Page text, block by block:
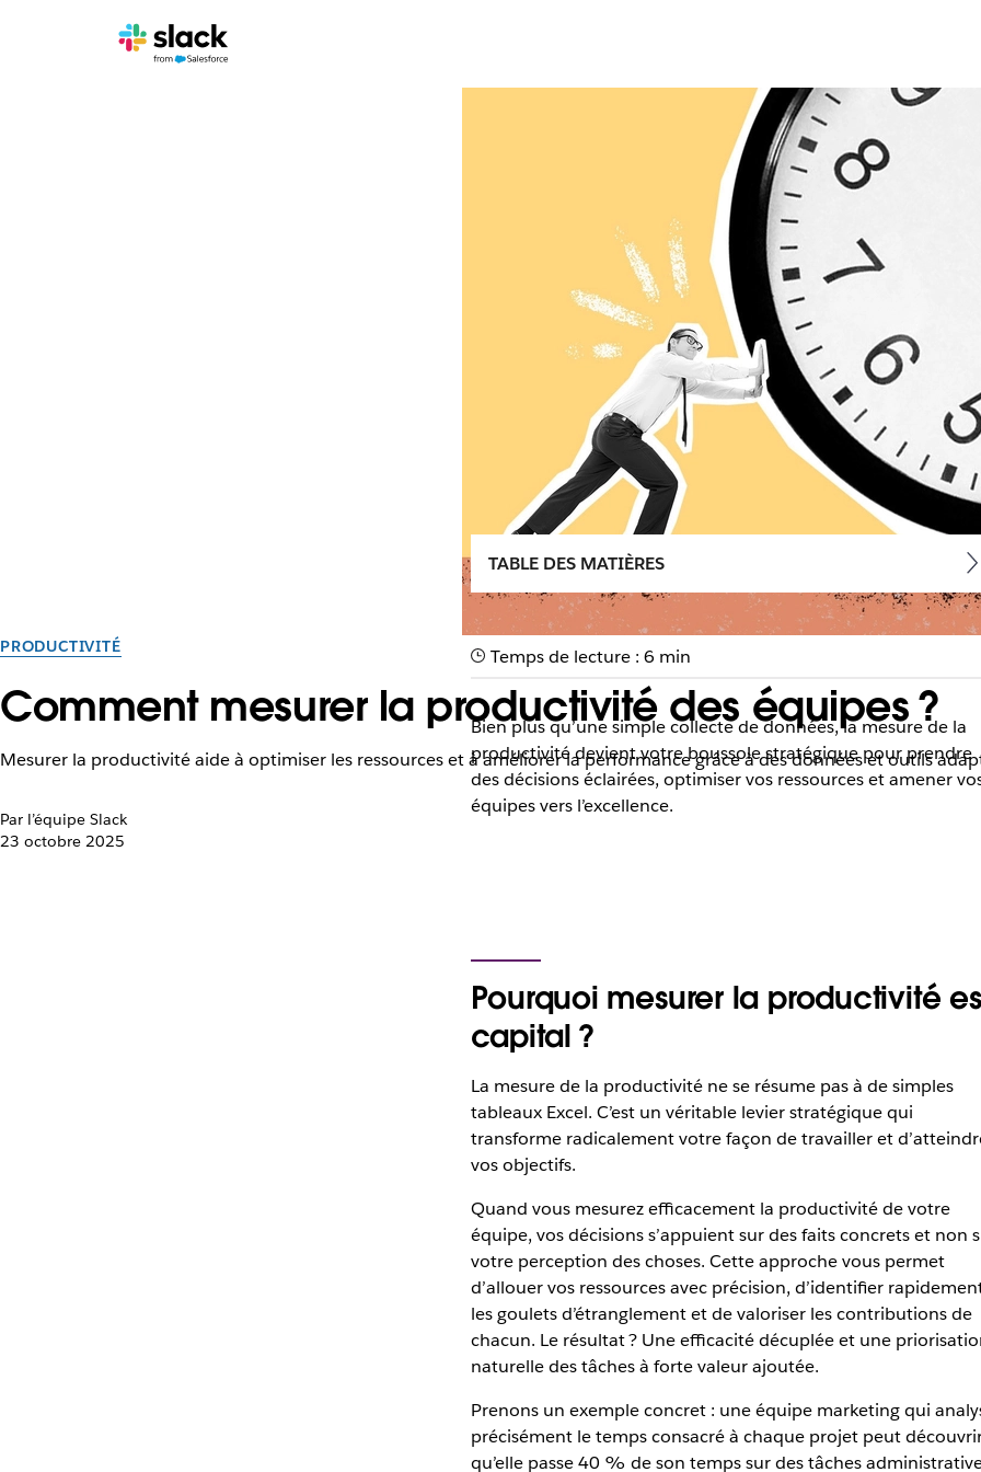
PRODUCTIVITÉ
Comment mesurer la productivité des équipes ?
Mesurer la productivité aide à optimiser les ressources et à améliorer la performance grâce à des données et outils
Par l’équipe Slack
23 octobre 2025
TABLE DES MATIÈRES
Temps de lecture : 6 min
Bien plus qu’une simple collecte de données, la mesure de la
productivité devient votre boussole stratégique pour prendre
des décisions éclairées, optimiser vos ressources et amener
équipes vers l’excellence.
Pourquoi mesurer la productivité
capital ?
La mesure de la productivité ne se résume pas à de simples
tableaux Excel. C’est un véritable levier stratégique qui
transforme radicalement votre façon de travailler et
vos objectifs.
Quand vous mesurez efficacement la productivité de votre
équipe, vos décisions s’appuient sur des faits concrets et non
votre perception des choses. Cette approche vous permet
d’allouer vos ressources avec précision, d’identifier
les goulets d’étranglement et de valoriser les contributions de
chacun. Le résultat ? Une efficacité décuplée et une
naturelle des tâches à forte valeur ajoutée.
Prenons un exemple concret : une équipe marketing qui
précisément le temps consacré à chaque projet peut
qu’elle passe 40 % de son temps sur des tâches